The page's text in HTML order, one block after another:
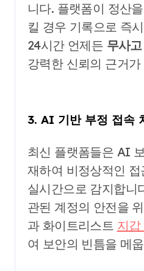
니다. 플랫폼이 정산
킬 경우 기록으로 즉
24시간 언제든 무사
강력한 신뢰의 근거가
3. AI 기반 부정 접속
최신 플랫폼들은 AI
재하여 비정상적인
실시간으로 감지합니
관된 계정의 안전을
과 화이트리스트 지갑
여 보안의 빈틈을 메